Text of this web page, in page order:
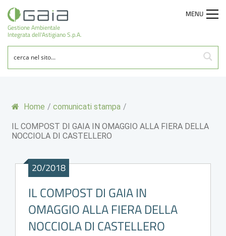
Gestione Ambientale
Integrata dell'Astigiano S.p.A.
MENU
Home / comunicati stampa /
IL COMPOST DI GAIA IN OMAGGIO ALLA FIERA DELLA
NOCCIOLA DI CASTELLERO
20/2018
IL COMPOST DI GAIA IN
OMAGGIO ALLA FIERA DELLA
NOCCIOLA DI CASTELLERO